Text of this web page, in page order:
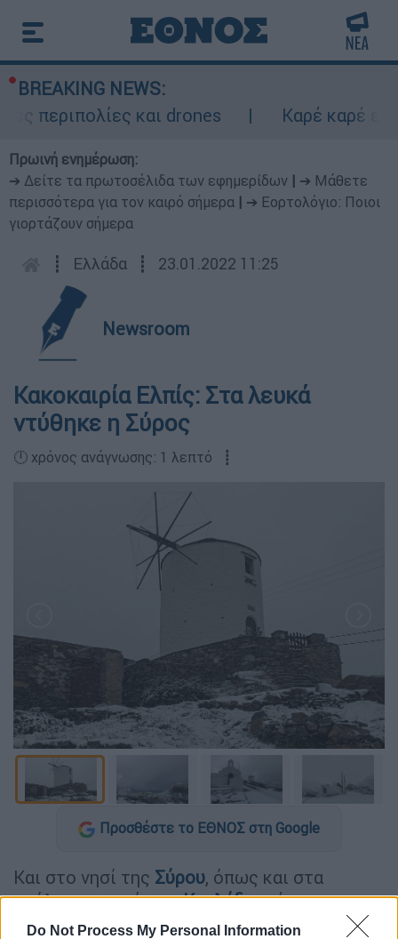
Do Not Process My Personal Information
BREAKING NEWS:
περιπολίες και drones
Καρέ καρέ
Πρωινή ενημέρωση:
➔ Δείτε τα πρωτοσέλιδα των εφημερίδων
➔ Μάθετε
περισσότερα για τον καιρό σήμερα
➔ Εορτολόγιο: Ποιοι
γιορτάζουν σήμερα
┋ Ελλάδα ┋ 23.01.2022 11:25
Newsroom
Κακοκαιρία Ελπίς: Στα λευκά
ντύθηκε η Σύρος
🕛 χρόνος ανάγνωσης: 1 λεπτό ┋
Προσθέστε το ΕΘΝΟΣ στη Google
Και στο νησί της Σύρου, όπως και στα
υπόλοιπα νησιά τωνΚυκλάδων, έφτασε η
κακοκαιρία Ελπίς ντύνοντάς την στα λευκά.